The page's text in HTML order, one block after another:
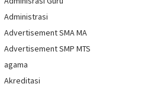
Administrasi
Advertisement SMA MA
Advertisement SMP MTS
agama
Akreditasi